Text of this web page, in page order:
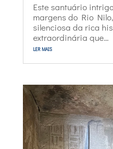
Este santuário
margens do Rio
silenciosa da rica
extraordinária que...
ler mais